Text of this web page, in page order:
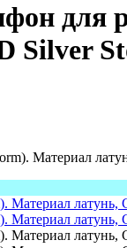
для
Silver
Материал